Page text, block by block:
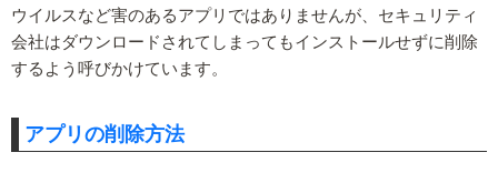
ウイルスなど害のあるアプリではありませんが、セキュリティ
会社はダウンロードされてしまってもインストールせずに削除
するよう呼びかけています。
アプリの削除方法